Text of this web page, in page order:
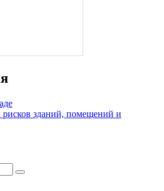
зданий, помещений и